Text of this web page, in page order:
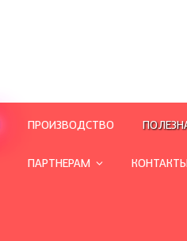
ПРОИЗВОДСТВО
ПАРТНЕРАМ КОНТАКТЫ